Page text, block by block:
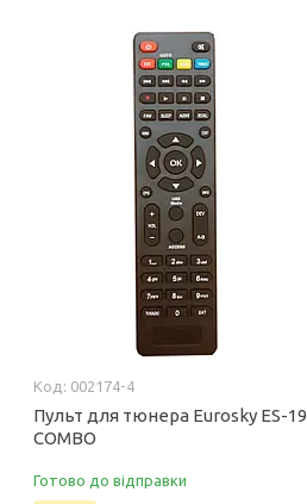
002174-4
Пульт для тюнера Eurosky ES-19
COMBO
Готово до відправки